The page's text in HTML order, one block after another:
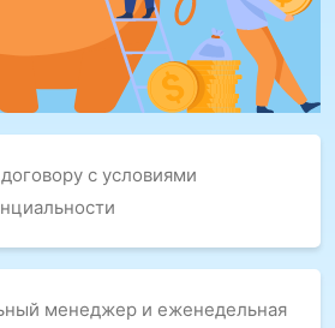
с условиями
менеджер и еженедельная